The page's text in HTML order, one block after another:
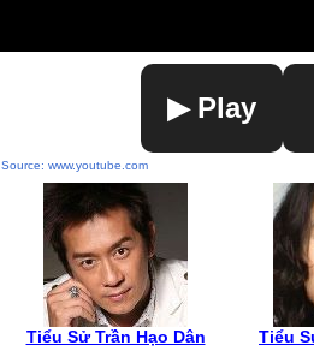
▶ Play
Source: www.youtube.com
Tiểu Sử Trần Hạo Dân Tiểu